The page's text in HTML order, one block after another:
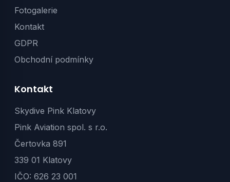
Fotogalerie
Kontakt
GDPR
Obchodní podmínky
Kontakt
Skydive Pink Klatovy
Pink Aviation spol. s r.o.
Čertovka 891
339 01 Klatovy
IČO: 626 23 001